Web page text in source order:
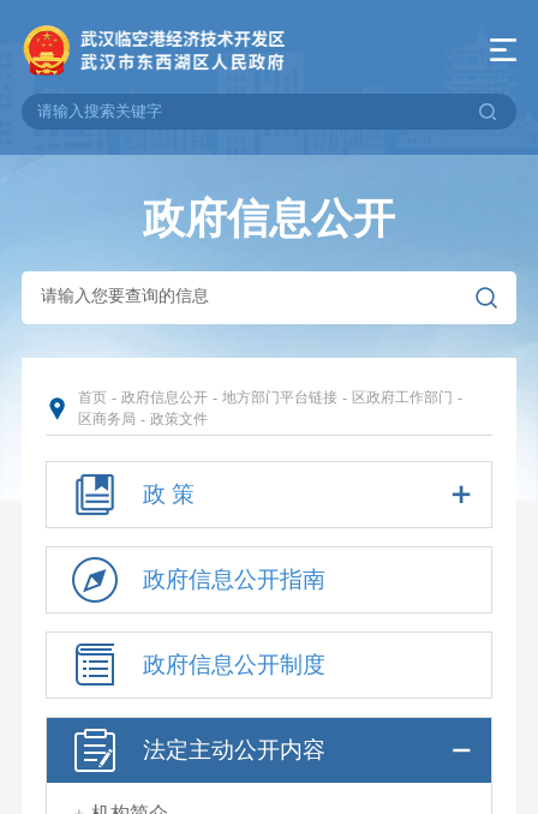
政府信息公开
首页 - 政府信息公开 - 地方部门平台链接 - 区政府工作部门 -
区商务局 - 政策文件
政 策
政府信息公开指南
政府信息公开制度
法定主动公开内容